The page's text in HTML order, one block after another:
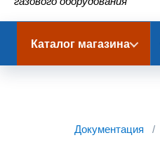
Каталог магазина
Документация /